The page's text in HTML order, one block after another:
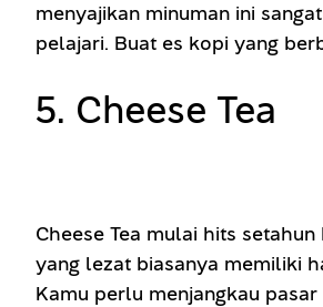
menyajikan minuman ini
pelajari. Buat es kopi yang
5. Cheese Tea
Cheese Tea mulai hits
yang lezat biasanya memiliki
Kamu perlu menjangkau